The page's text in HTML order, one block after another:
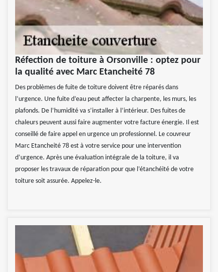
Réfection de toiture à Orsonville : optez pour
la qualité avec Marc Etancheité 78
Des problèmes de fuite de toiture doivent être réparés dans
l’urgence. Une fuite d’eau peut affecter la charpente, les murs, les
plafonds. De l’humidité va s’installer à l’intérieur. Des fuites de
chaleurs peuvent aussi faire augmenter votre facture énergie. Il est
conseillé de faire appel en urgence un professionnel. Le couvreur
Marc Etancheité 78 est à votre service pour une intervention
d’urgence. Après une évaluation intégrale de la toiture, il va
proposer les travaux de réparation pour que l’étanchéité de votre
toiture soit assurée. Appelez-le.